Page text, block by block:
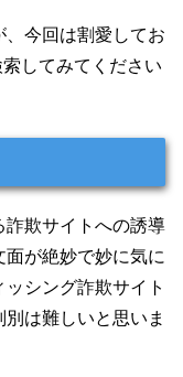
今回は割愛してお
してみてください
詐欺サイトへの誘導
が絶妙で妙に気に
シング詐欺サイト
は難しいと思いま